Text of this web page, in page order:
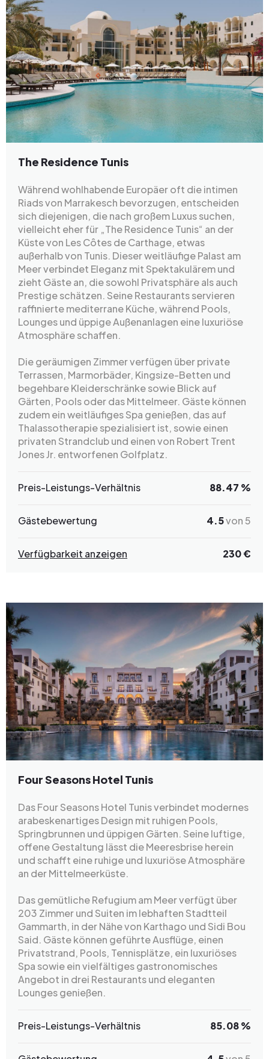
The Residence Tunis
Während wohlhabende Europäer oft die intimen
Riads von Marrakesch bevorzugen, entscheiden
sich diejenigen, die nach großem Luxus suchen,
vielleicht eher für „The Residence Tunis“ an der
Küste von Les Côtes de Carthage, etwas
außerhalb von Tunis. Dieser weitläufige Palast am
Meer verbindet Eleganz mit Spektakulärem und
zieht Gäste an, die sowohl Privatsphäre als auch
Prestige schätzen. Seine Restaurants servieren
raffinierte mediterrane Küche, während Pools,
Lounges und üppige Außenanlagen eine luxuriöse
Atmosphäre schaffen.
Die geräumigen Zimmer verfügen über private
Terrassen, Marmorbäder, Kingsize-Betten und
begehbare Kleiderschränke sowie Blick auf
Gärten, Pools oder das Mittelmeer. Gäste können
zudem ein weitläufiges Spa genießen, das auf
Thalassotherapie spezialisiert ist, sowie einen
privaten Strandclub und einen von Robert Trent
Jones Jr. entworfenen Golfplatz.
Preis-Leistungs-Verhältnis 88.47 %
Gästebewertung 4.5von 5
Verfügbarkeit anzeigen 230 €
Four Seasons Hotel Tunis
Das Four Seasons Hotel Tunis verbindet modernes
arabeskenartiges Design mit ruhigen Pools,
Springbrunnen und üppigen Gärten. Seine luftige,
offene Gestaltung lässt die Meeresbrise herein
und schafft eine ruhige und luxuriöse Atmosphäre
an der Mittelmeerküste.
Das gemütliche Refugium am Meer verfügt über
203 Zimmer und Suiten im lebhaften Stadtteil
Gammarth, in der Nähe von Karthago und Sidi Bou
Said. Gäste können geführte Ausflüge, einen
Privatstrand, Pools, Tennisplätze, ein luxuriöses
Spa sowie ein vielfältiges gastronomisches
Angebot in drei Restaurants und eleganten
Lounges genießen.
Preis-Leistungs-Verhältnis 85.08 %